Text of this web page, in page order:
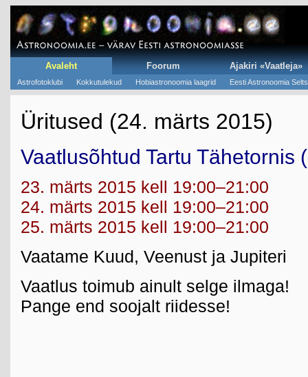
Avaleht Foorum Ajakiri «Vaatleja»
Astrofotoklubi Kokkutulekud Hobiastronoomia laagrid Eesti Astronoomia Selts
Üritused (24. märts 2015)
Vaatlusõhtud Tartu Tähetornis
23. märts 2015 kell 19:00–21:00
24. märts 2015 kell 19:00–21:00
25. märts 2015 kell 19:00–21:00
Vaatame Kuud, Veenust ja Jupiteri
Vaatlus toimub ainult selge ilmaga!
Pange end soojalt riidesse!